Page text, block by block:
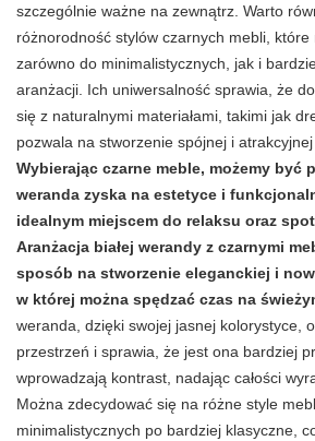
szczególnie ważne na zewnątrz. Warto
różnorodność stylów czarnych mebli, które
zarówno do minimalistycznych, jak i
aranżacji. Ich uniwersalność sprawia, że
się z naturalnymi materiałami, takimi jak
pozwala na stworzenie spójnej i atrakcyjnej
Wybierając czarne meble, możemy być
weranda zyska na estetyce i
idealnym miejscem do relaksu oraz
Aranżacja białej werandy z czarnymi
sposób na stworzenie eleganckiej i
w której można spędzać czas na
weranda, dzięki swojej jasnej kolorystyce,
przestrzeń i sprawia, że jest ona bardziej
wprowadzają kontrast, nadając całości
Można zdecydować się na różne style
minimalistycznych po bardziej klasyczne,